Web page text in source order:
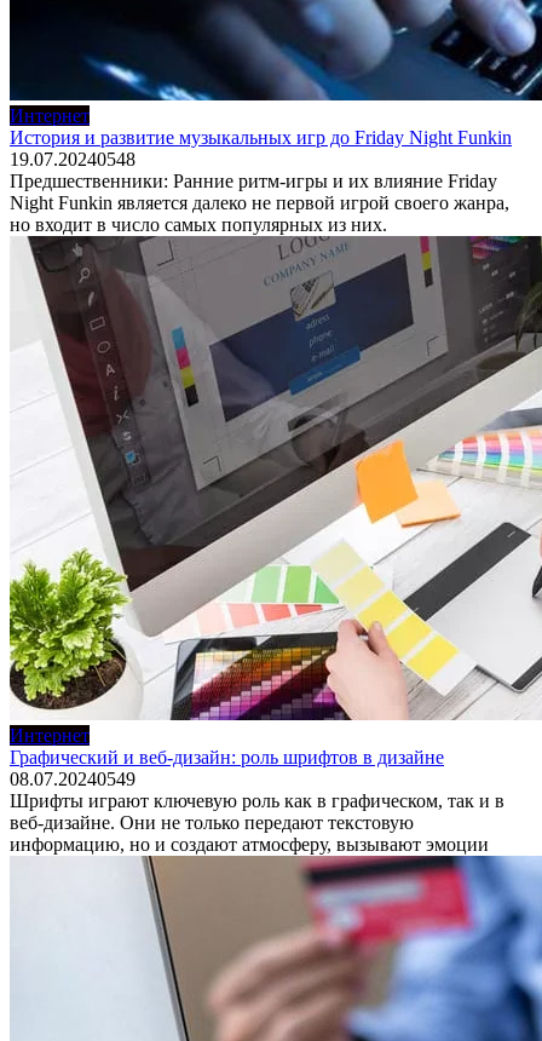
Интернет
История и развитие музыкальных игр до Friday Night Funkin
19.07.20240548
Предшественники: Ранние ритм-игры и их влияние Friday
Night Funkin является далеко не первой игрой своего жанра,
но входит в число самых популярных из них.
Интернет
Графический и веб-дизайн: роль шрифтов в дизайне
08.07.20240549
Шрифты играют ключевую роль как в графическом, так и в
веб-дизайне. Они не только передают текстовую
информацию, но и создают атмосферу, вызывают эмоции